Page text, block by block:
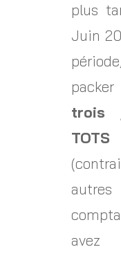
plus
Juin
trois
avez